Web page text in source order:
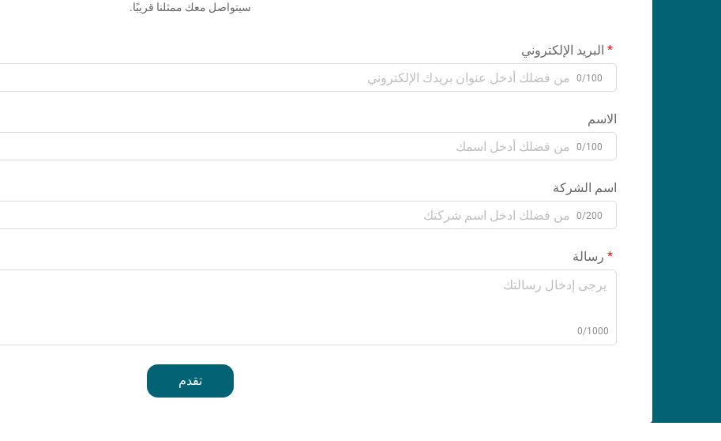
سيتواصل معك ممثلنا قريبًا.
البريد الإلكتروني
0/100
الاسم
0/100
اسم الشركة
0/200
رسالة
0/1000
تقدم